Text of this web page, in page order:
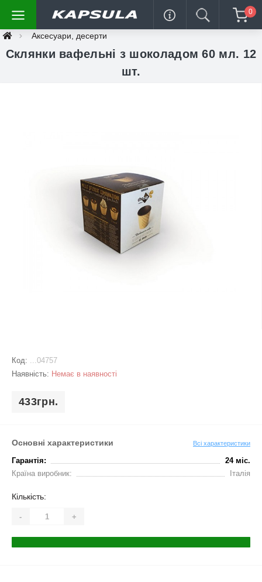
0
Аксесуари, десерти
Склянки вафельні з шоколадом 60 мл. 12
шт.
Код: ...04757
Наявність: Немає в наявності
433грн.
Основні характеристики Всі характеристики
Гарантія:
24 міс.
Країна виробник:
Італія
Кількість:
- +